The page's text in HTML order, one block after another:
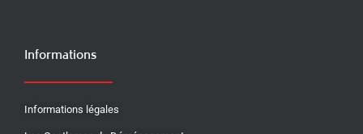
Informations
Informations légales